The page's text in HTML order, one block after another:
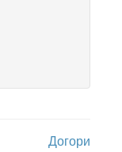
Догори